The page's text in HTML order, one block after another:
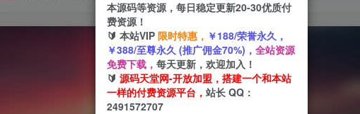
本源码等资源，每日稳定更新20-30优质付
费资源！
🔰 本站VIP 限时特惠， ￥188/荣誉永久，
￥388/至尊永久 (推广佣金70%)， 全站资源
免费下载， 每天更新，欢迎加入！
🔰 源码天堂网-开放加盟，搭建一个和本站
一样的付费资源平台， 站长 QQ：
2491572707